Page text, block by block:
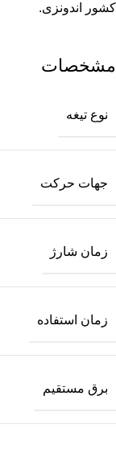
کشور اندونزی.
مشخصات
نوع تیغه
جهات حرکت
زمان شارژ
زمان استفاده
برق مستقیم